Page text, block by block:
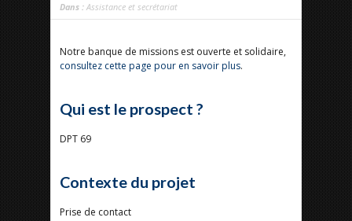
Dans : Assistance et secrétariat
Notre banque de missions est ouverte et solidaire,
consultez cette page pour en savoir plus.
Qui est le prospect ?
DPT 69
Contexte du projet
Prise de contact